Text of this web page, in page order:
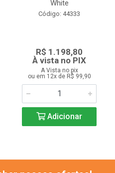
White
Código: 44333
R$ 1.198,80
À vista no PIX
A Vista no pix
ou em 12x de R$ 99,90
Adicionar